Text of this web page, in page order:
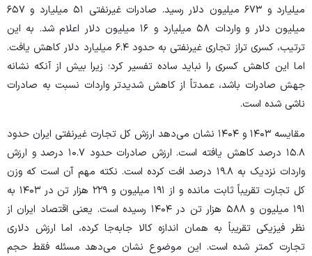
میلیارد و ۶۷۳ میلیون دلار رسید. صادرات غیرنفتی ۵۱ میلیارد و ۶۵۷
میلیون دلار و واردات ۵۸ میلیارد و ۱۶ میلیون دلار اعلام شد. به این
ترتیب، کسری تراز تجاری غیرنفتی به حدود ۶.۴ میلیارد دلار کاهش یافت.
اما این کاهش کسری را نباید ساده تفسیر کرد؛ زیرا بیش از آنکه نشانه
جهش صادرات باشد، عمدتاً از کاهش شدیدتر واردات نسبت به صادرات
ناشی شده است.
مقایسه ۱۴۰۳ و ۱۴۰۴ نشان می‌دهد ارزش کل تجارت غیرنفتی ایران حدود
۱۵.۸ درصد کاهش یافته است. ارزش صادرات حدود ۱۰.۷ درصد و ارزش
واردات نزدیک به ۱۹.۸ درصد افت کرده است. نکته مهم آن است که وزن
کل تجارت تقریباً ثابت مانده و از ۱۹۱ میلیون و ۲۲۹ هزار تن در ۱۴۰۳ به
۱۹۱ میلیون و ۵۸۸ هزار تن در ۱۴۰۴ رسیده است. یعنی اقتصاد ایران از
نظر فیزیکی تقریباً به همان اندازه کالا جابه‌جا کرده، اما ارزش دلاری
تجارت کمتر شده است. این موضوع نشان می‌دهد مسئله فقط حجم